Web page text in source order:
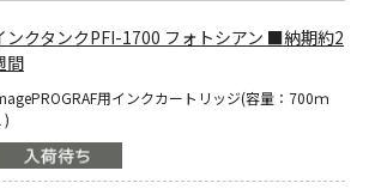
ンクタンクPFI-1700 フォトシアン ■納期約2
間
用インクカートリッジ(容量：700ｍ
)